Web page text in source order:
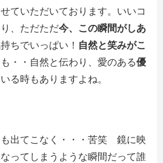
ていただいております。いいコ
、ただただ今、この瞬間がしあ
ちでいっぱい！ 自然と笑みがこ
も・・自然と伝わり、愛のある優
る時もありますよね。
出てこなく・・・苦笑 鏡に映
ってしまうような瞬間だって誰